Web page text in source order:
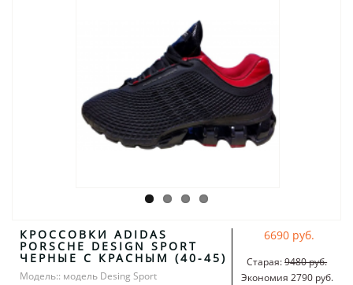
КРОССОВКИ ADIDAS
PORSCHE DESIGN SPORT
ЧЕРНЫЕ С КРАСНЫМ (40-45)
Модель:: модель Desing Sport
6690 руб.
Старая:9480 руб.
Экономия 2790 руб.